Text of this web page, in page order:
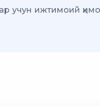
учун ижтимоий